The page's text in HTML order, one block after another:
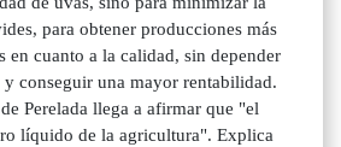
para obtener producciones más
en cuanto a la calidad, sin depender
conseguir una mayor rentabilidad.
Perelada llega a afirmar que "el
líquido de la agricultura". Explica